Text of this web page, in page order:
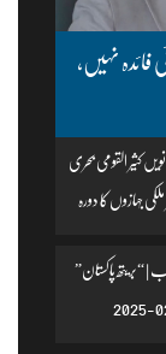
نہیں،
کثیر القومی بحری
جہازوں کا دورہ
“بریتھ پاکستان”